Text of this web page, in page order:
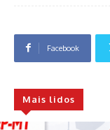
Facebook
Mais lidos